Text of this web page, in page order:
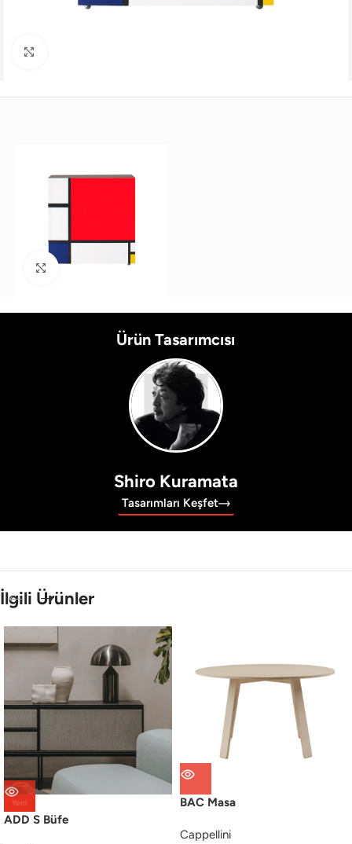
Büyütmek için tıklayın
Ürün Tasarımcısı
Shiro Kuramata
Tasarımları Keşfet
İlgili Ürünler
Yeni
ADD S Büfe
BAC Masa
Cappellini